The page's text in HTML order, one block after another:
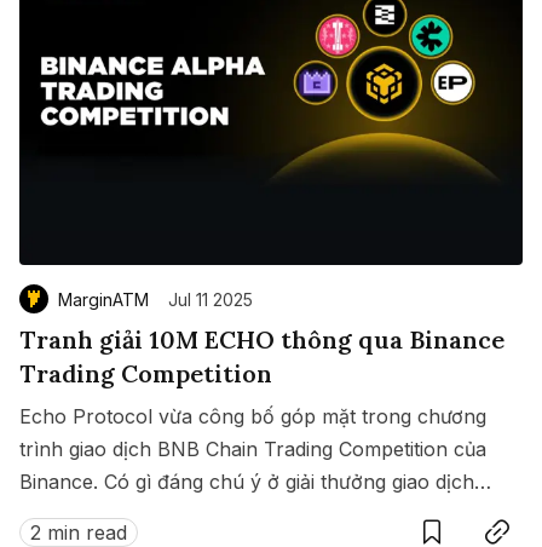
MarginATM Jul 11 2025
Tranh giải 10M ECHO thông qua Binance
Trading Competition
Echo Protocol vừa công bố góp mặt trong chương
trình giao dịch BNB Chain Trading Competition của
Binance. Có gì đáng chú ý ở giải thưởng giao dịch
này?
2 min read
SaveCopy link